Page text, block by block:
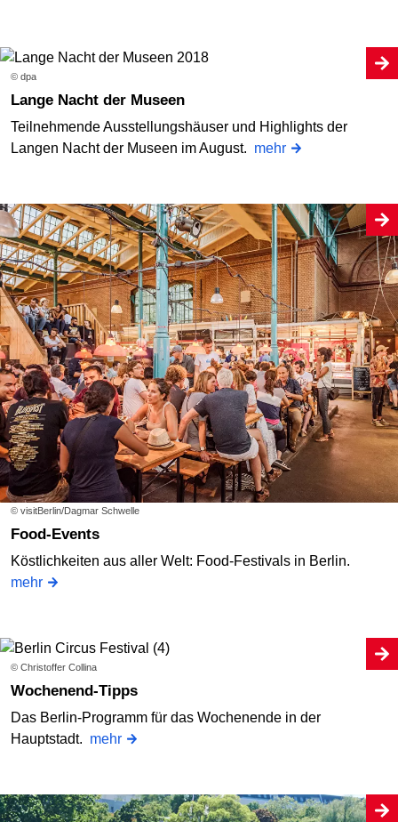
© dpa
Lange Nacht der Museen
Teilnehmende Ausstellungshäuser und Highlights der
Langen Nacht der Museen im August. mehr
© visitBerlin/Dagmar Schwelle
Food-Events
Köstlichkeiten aus aller Welt: Food-Festivals in Berlin.
mehr
© Christoffer Collina
Wochenend-Tipps
Das Berlin-Programm für das Wochenende in der
Hauptstadt. mehr